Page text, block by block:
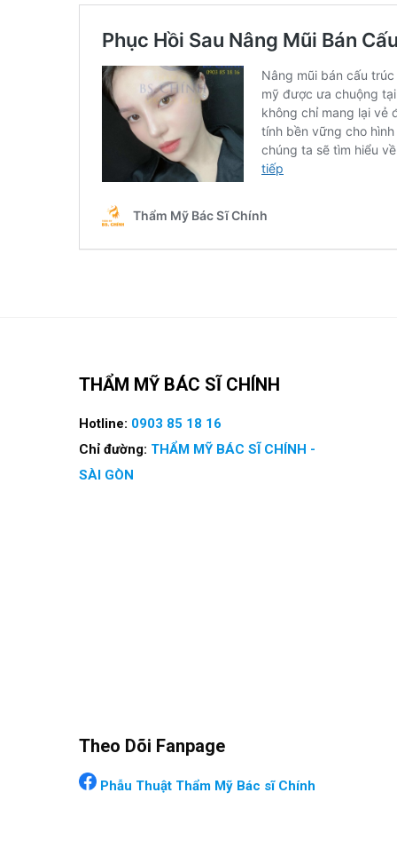
THẨM MỸ BÁC SĨ CHÍNH
Hotline: 0903 85 18 16
Chỉ đường: THẨM MỸ BÁC SĨ CHÍNH -
SÀI GÒN
Theo Dõi Fanpage
Phẫu Thuật Thẩm Mỹ Bác sĩ Chính